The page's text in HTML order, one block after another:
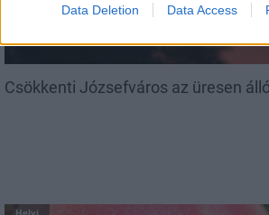
Data Deletion Data Access
Csökkenti Józsefváros az üresen